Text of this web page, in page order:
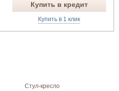
Купить в кредит
Купить в 1 клик
Стул-кресло